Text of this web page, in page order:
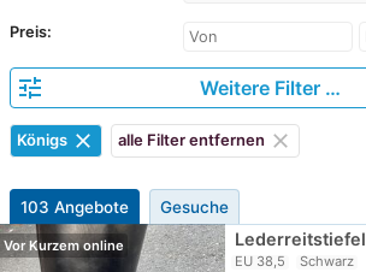
Preis:
tune Weitere Filter …
Königs clear alle Filter entfernen clear
103 Angebote Gesuche
Vor Kurzem online Lederreitstiefel
EU 38,5 Schwarz